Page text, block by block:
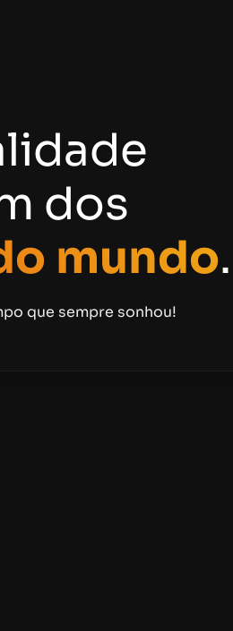
dos
mundo.
que sempre sonhou!